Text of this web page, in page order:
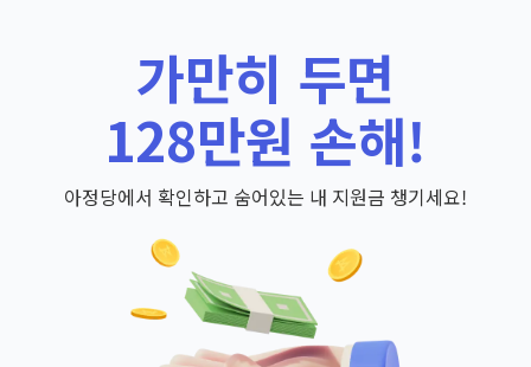
가만히 두면
128만원 손해!
아정당에서 확인하고 숨어있는 내 지원금 챙기세요!